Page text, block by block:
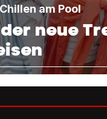
am Pool
neue